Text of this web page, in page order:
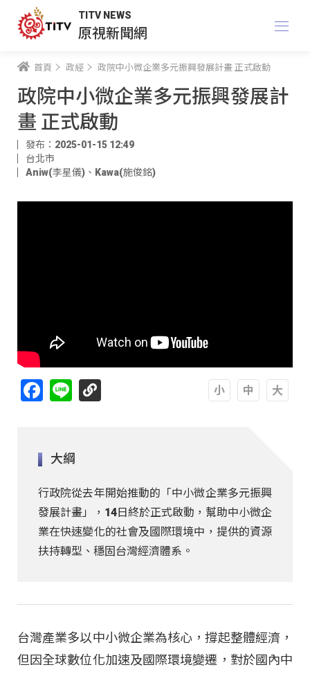
TITV NEWS
原視新聞網
首頁 政經 政院中小微企業多元振興發展計畫 正式啟動
政院中小微企業多元振興發展計
畫 正式啟動
發布：2025-01-15 12:49
台北市
Aniw(李星儀) 、 Kawa(施俊銘)
Facebook
Line
大綱
行政院從去年開始推動的「中小微企業多元振興
發展計畫」，14日終於正式啟動，幫助中小微企
業在快速變化的社會及國際環境中，提供的資源
扶持轉型、穩固台灣經濟體系。
台灣產業多以中小微企業為核心，撐起整體經濟，
但因全球數位化加速及國際環境變遷，對於國內中